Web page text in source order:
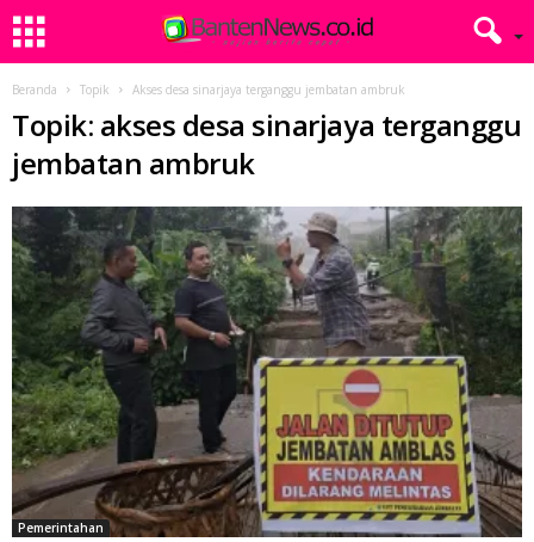
Beranda Topik Akses desa sinarjaya terganggu jembatan ambruk
Topik: akses desa sinarjaya terganggu
jembatan ambruk
Pemerintahan